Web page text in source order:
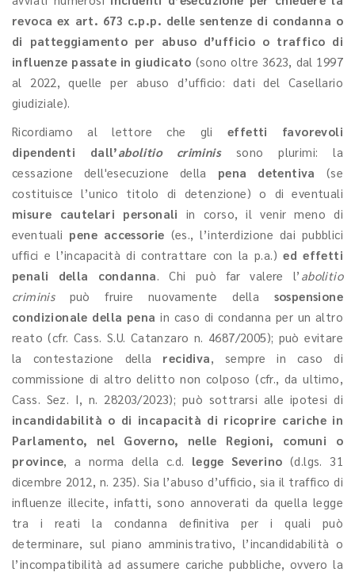
revoca ex art. 673 c.p.p. delle sentenze di condanna o
di patteggiamento per abuso d’ufficio o traffico di
influenze passate in giudicato (sono oltre 3623, dal 1997
al 2022, quelle per abuso d’ufficio: dati del Casellario
giudiziale).
Ricordiamo al lettore che gli effetti favorevoli
dipendenti dall’abolitio criminissono plurimi: la
cessazione dell'esecuzione della pena detentiva (se
costituisce l’unico titolo di detenzione) o di eventuali
misure cautelari personali in corso, il venir meno di
eventuali pene accessorie (es., l’interdizione dai pubblici
uffici e l’incapacità di contrattare con la p.a.)ed effetti
penali della condanna. Chi può far valere l’ abolitio
criminispuò fruire nuovamente della sospensione
condizionale della pena in caso di condanna per un altro
reato (cfr. Cass. S.U. Catanzaro n. 4687/2005); può evitare
la contestazione della recidiva, sempre in caso di
commissione di altro delitto non colposo (cfr., da ultimo,
Cass. Sez. I, n. 28203/2023); può sottrarsi alle ipotesi di
incandidabilità o di incapacità di ricoprire cariche in
Parlamento, nel Governo, nelle Regioni, comuni o
province, a norma della c.d. legge Severino (d.lgs. 31
dicembre 2012, n. 235). Sia l’abuso d’ufficio, sia il traffico di
influenze illecite, infatti, sono annoverati da quella legge
tra i reati la condanna definitiva per i quali può
determinare, sul piano amministrativo, l’incandidabilità o
l’incompatibilità ad assumere cariche pubbliche, ovvero la